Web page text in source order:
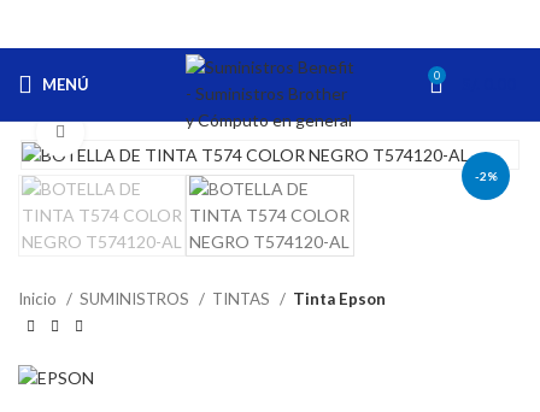
MENÚ 0
-2%
Haga Click para agrandar
Inicio SUMINISTROS TINTAS Tinta Epson